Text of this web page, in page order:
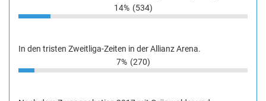
14% (534)
In den tristen Zweitliga-Zeiten in der Allianz Arena.
7% (270)